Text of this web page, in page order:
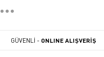
GÜVENLİ - ONLINE ALIŞVERİŞ